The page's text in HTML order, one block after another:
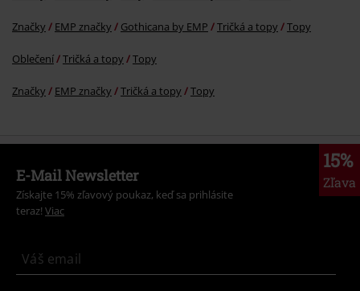
Značky EMP značky Gothicana by EMP Tričká a topy Topy
Oblečení Tričká a topy Topy
Značky EMP značky Tričká a topy Topy
15%
Zľava
E-Mail Newsletter
Získajte 15% zľavový poukaz, keď sa prihlásite
teraz! Viac